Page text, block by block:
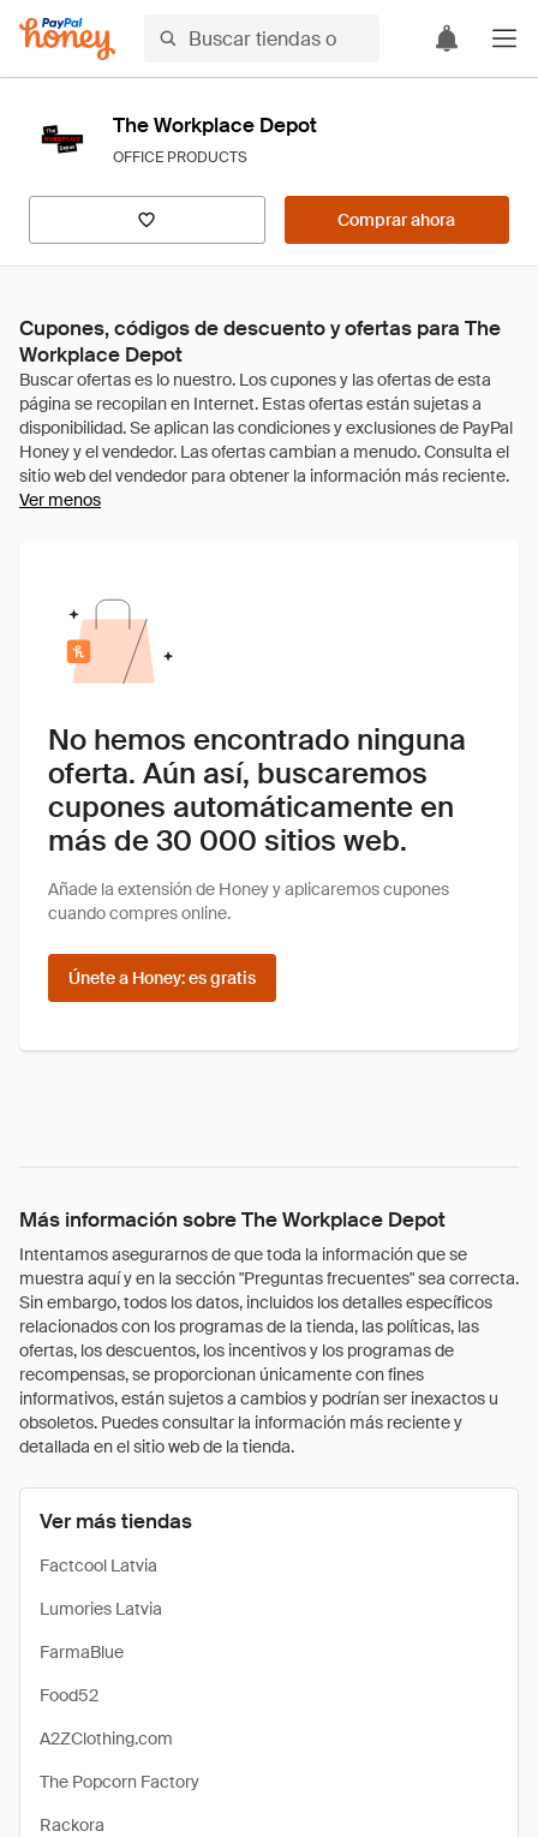
The Workplace Depot
OFFICE PRODUCTS
Comprar ahora
Cupones, códigos de descuento y ofertas para The
Workplace Depot
Ver menos
No hemos encontrado ninguna
oferta. Aún así, buscaremos
cupones automáticamente en
más de 30 000 sitios web.
Añade la extensión de Honey y aplicaremos cupones
cuando compres online.
Únete a Honey: es gratis
Más información sobre The Workplace Depot
Intentamos asegurarnos de que toda la información que se
muestra aquí y en la sección "Preguntas frecuentes" sea correcta.
Sin embargo, todos los datos, incluidos los detalles específicos
relacionados con los programas de la tienda, las políticas, las
ofertas, los descuentos, los incentivos y los programas de
recompensas, se proporcionan únicamente con fines
informativos, están sujetos a cambios y podrían ser inexactos u
obsoletos. Puedes consultar la información más reciente y
detallada en el sitio web de la tienda.
Ver más tiendas
Factcool Latvia
Lumories Latvia
FarmaBlue
Food52
A2ZClothing.com
The Popcorn Factory
Rackora